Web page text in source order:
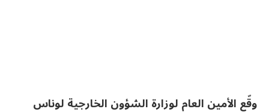
وقّع الأمين العام لوزارة الشؤون الخارجية لوناس